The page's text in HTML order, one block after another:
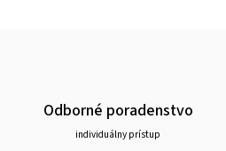
Odborné poradenstvo
individuálny prístup